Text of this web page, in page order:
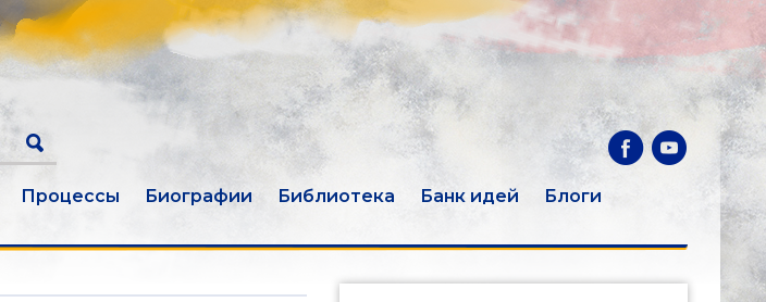
Процессы Биографии Библиотека Банк идей
Блоги